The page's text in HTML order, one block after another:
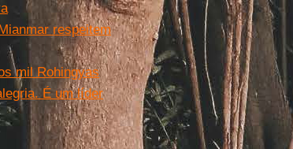
respeitem
mil Rohingyas
É um líder